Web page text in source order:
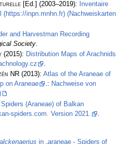
[Ed.] (2003–2019):
Inventaire
(https://inpn.mnhn.fr) (Nachweiskarten
and Harvestman Recording
Society
(2015): Distribution Maps of Arachnids
.
NR (2013): Atlas of the Araneae of
on Araneae
.: Nachweise von
Spiders (Araneae) of Balkan
spiders.com. Version 2021.
in „araneae - Spiders of